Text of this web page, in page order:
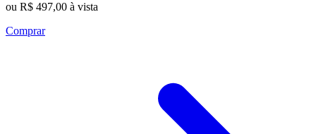
ou R$ 497,00 à vista
Comprar